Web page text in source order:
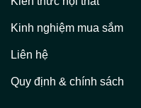
Kinh nghiệm mua sắm
Liên hệ
Quy định & chính sách